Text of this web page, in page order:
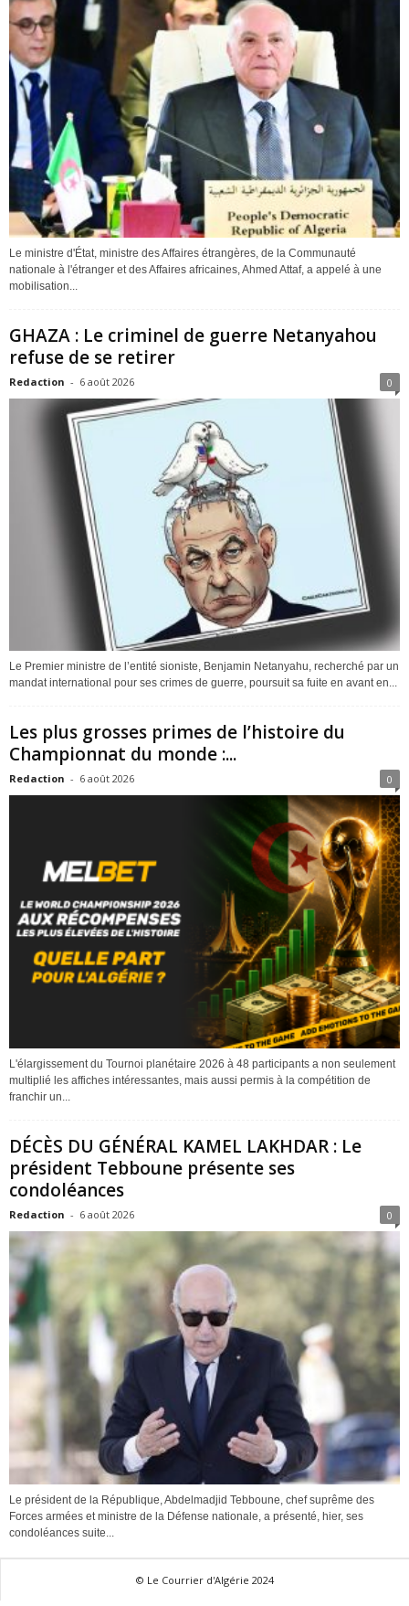
Le ministre d'État, ministre des Affaires étrangères, de la Communauté
nationale à l'étranger et des Affaires africaines, Ahmed Attaf, a appelé à une
mobilisation...
GHAZA : Le criminel de guerre Netanyahou
refuse de se retirer
Redaction - 6 août 2026 0
Le Premier ministre de l’entité sioniste, Benjamin Netanyahu, recherché par un
mandat international pour ses crimes de guerre, poursuit sa fuite en avant en...
Les plus grosses primes de l’histoire du
Championnat du monde :...
Redaction - 6 août 2026 0
L'élargissement du Tournoi planétaire 2026 à 48 participants a non seulement
multiplié les affiches intéressantes, mais aussi permis à la compétition de
franchir un...
DÉCÈS DU GÉNÉRAL KAMEL LAKHDAR : Le
président Tebboune présente ses
condoléances
Redaction - 6 août 2026 0
Le président de la République, Abdelmadjid Tebboune, chef suprême des
Forces armées et ministre de la Défense nationale, a présenté, hier, ses
condoléances suite...
© Le Courrier d'Algérie 2024